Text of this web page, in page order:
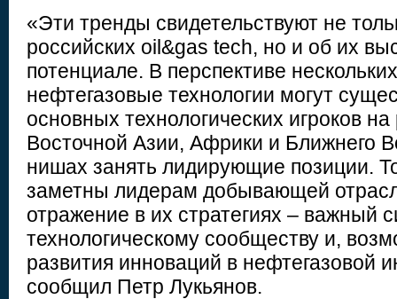
«Эти тренды свидетельствуют не
российских oil&gas tech, но и об их
потенциале. В перспективе
нефтегазовые технологии могут
основных технологических игроков
Восточной Азии, Африки и Ближнего
нишах занять лидирующие позиции.
заметны лидерам добывающей
отражение в их стратегиях – важный
технологическому сообществу и,
развития инноваций в нефтегазовой
сообщил Петр Лукьянов.